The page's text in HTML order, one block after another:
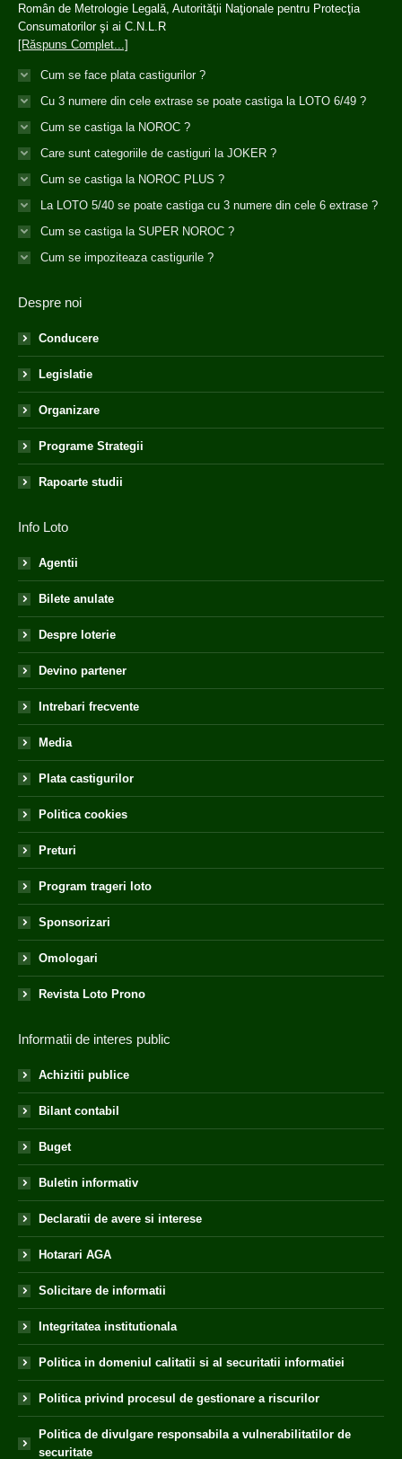
Român de Metrologie Legală, Autorităţii Naţionale pentru Protecţia
Consumatorilor şi ai C.N.L.R
[Răspuns Complet...]
Cum se face plata castigurilor ?
Cu 3 numere din cele extrase se poate castiga la LOTO 6/49 ?
Cum se castiga la NOROC ?
Care sunt categoriile de castiguri la JOKER ?
Cum se castiga la NOROC PLUS ?
La LOTO 5/40 se poate castiga cu 3 numere din cele 6 extrase ?
Cum se castiga la SUPER NOROC ?
Cum se impoziteaza castigurile ?
Despre noi
Conducere
Legislatie
Organizare
Programe Strategii
Rapoarte studii
Info Loto
Agentii
Bilete anulate
Despre loterie
Devino partener
Intrebari frecvente
Media
Plata castigurilor
Politica cookies
Preturi
Program trageri loto
Sponsorizari
Omologari
Revista Loto Prono
Informatii de interes public
Achizitii publice
Bilant contabil
Buget
Buletin informativ
Declaratii de avere si interese
Hotarari AGA
Solicitare de informatii
Integritatea institutionala
Politica in domeniul calitatii si al securitatii informatiei
Politica privind procesul de gestionare a riscurilor
Politica de divulgare responsabila a vulnerabilitatilor de
securitate